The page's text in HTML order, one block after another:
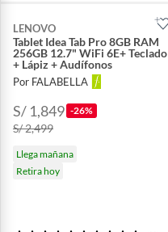
LENOVO
Tablet Idea Tab Pro 8GB RAM
256GB 12.7" WiFi 6E+ Teclado
+ Lápiz + Audífonos
Por FALABELLA
S/ 1,849 -26%
S/ 2,499
Llega mañana
Retira hoy